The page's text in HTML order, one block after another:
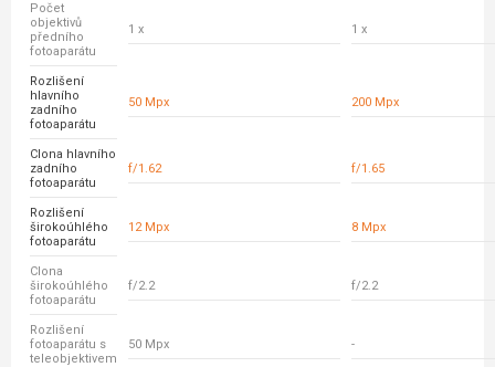
Počet
objektivů
předního
fotoaparátu
1 x 1 x
Rozlišení
hlavního
zadního
fotoaparátu
50 Mpx 200 Mpx
Clona hlavního
zadního
fotoaparátu
f/1.62 f/1.65
Rozlišení
širokoúhlého
fotoaparátu
12 Mpx 8 Mpx
Clona
širokoúhlého
fotoaparátu
f/2.2 f/2.2
Rozlišení
fotoaparátu s
teleobjektivem
50 Mpx -